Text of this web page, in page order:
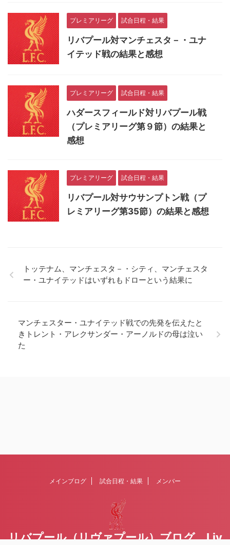
プレミアリーグ 試合日程・結果
リバプール対マンチェスタ－・ユナ
イテッド戦の結果と感想
プレミアリーグ 試合日程・結果
ハダースフィールド対リバプール戦
（プレミアリーグ第９節）の結果と
感想
プレミアリーグ 試合日程・結果
リバプール対サウサンプトン戦（プ
レミアリーグ第35節）の結果と感想
トッテナム、マンチェスタ－・シティ、マンチェスタ
ー・ユナイテッドはいずれもドローという結果に
マンチェスター・ユナイテッド戦での先発を伝えたと
きトレント・アレクサンダー・アーノルドの母は泣い
た
メインブログ 試合日程・結果 メンバー
リバプール（リヴァプール）ブログ Liv